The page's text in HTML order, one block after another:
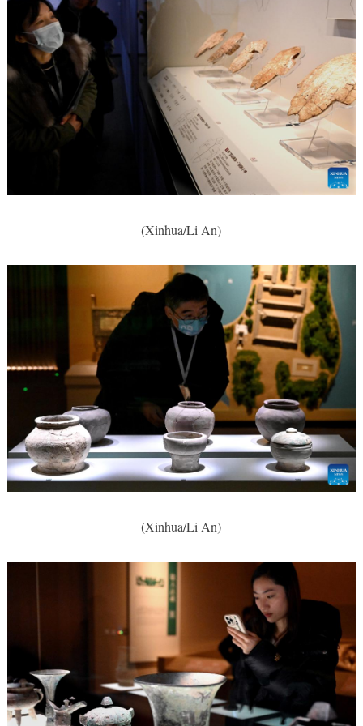
(Xinhua/Li An)
(Xinhua/Li An)